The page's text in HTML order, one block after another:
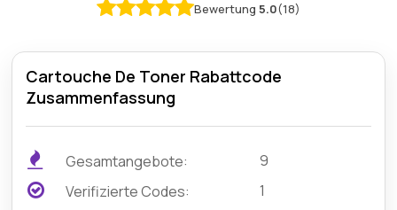
Bewertung 5.0(18)
Cartouche De Toner Rabattcode
Zusammenfassung
Gesamtangebote:
9
Verifizierte Codes:
1